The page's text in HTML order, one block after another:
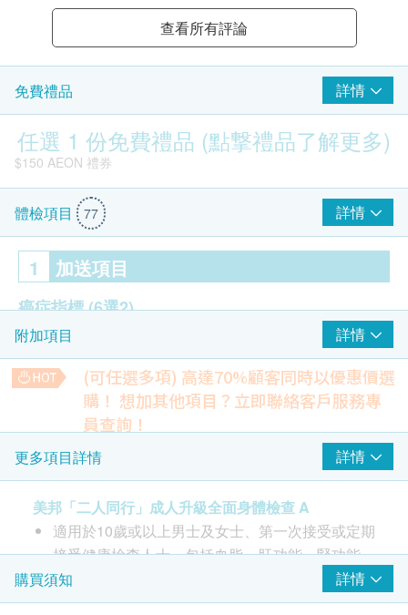
查看所有評論
免費禮品 詳情
任選 1 份免費禮品 (點撃禮品了解更多)
$150 AEON 禮券
$450 hutchgo.com 旅遊禮券
體檢項目 77 詳情
1 加送項目
癌症指標(6選2)
乳房-CA153 癌抗原 (價值$460)
前列腺特別抗原 PSA (價值$460)
卵巢-CA125 癌抗原 (價值$460)
大腸-癌胚抗原 CEA (價值$460)
肝-甲種胎兒蛋白 AFP (價值$460)
胰臟-CA199 癌抗原 (價值$460)
2 重點項目
心臟檢查 重點項目
高敏度心肌肌鈣蛋白 I
附加項目 詳情
(可任選多項) 高達70%顧客同時以優惠價選
購！ 想加其他項目？立即聯絡客戶服務專
員查詢！
4合1心血管疾病伸延檢查(雙人)
檢查能反映患多種心血管疾病的可能性、預測中風危險及血凝
固問題
HK$ 1,200.0
4合1心血管疾病伸延檢查
檢查能反映患多種心血管疾病的可能性、預測中風危險及血凝
固問題
HK$600.0
更多項目詳情 詳情
美邦「二人同行」成人升級全面身體檢查 A
適用於10歲或以上男士及女士、第一次接受或定期
接受健康檢查人士。包括血脂、肝功能、腎功能、
泌尿、骨骼、梅毒血清試驗、骨髓功能。額外贈送
2項癌症指標測試。
購買須知 詳情